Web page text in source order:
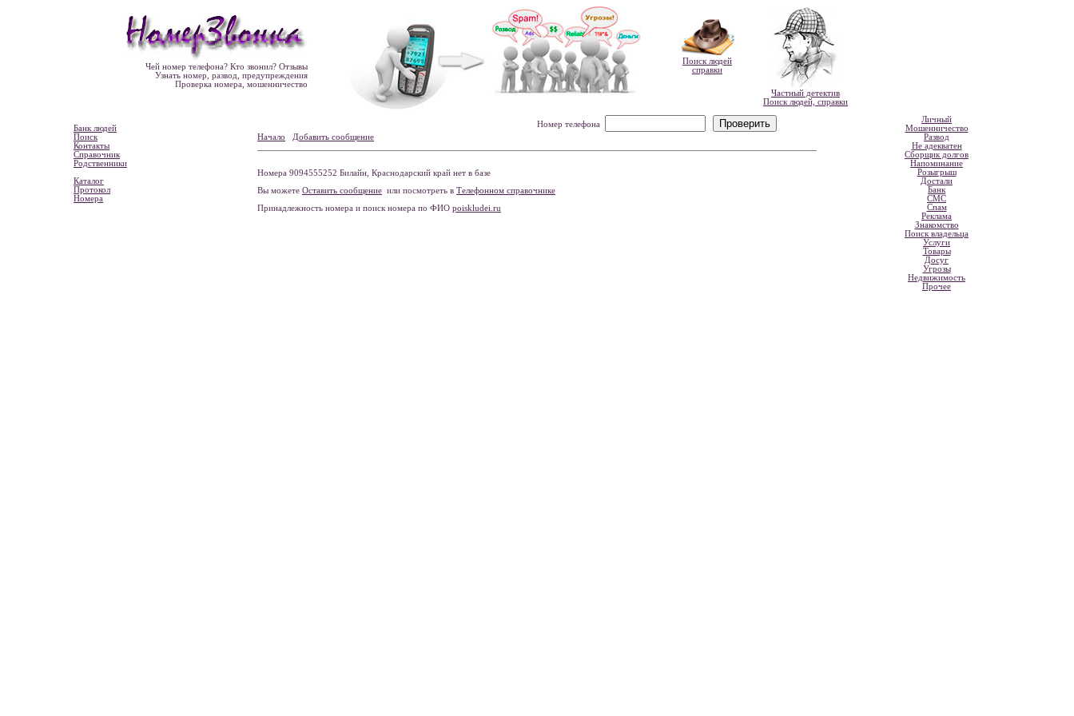
Чей номер телефона? Кто звонил? Отзывы
Узнать номер, развод, предупреждения
Проверка номера, мошенничество
Поиск людей
справки
Частный детектив
Поиск людей, справки
Банк людей
Поиск
Контакты
Справочник
Родственники
Каталог
Протокол
Номера
Номер телефона
Начало
Добавить сообщение
Номера 9094555252 Билайн, Краснодарский край нет в базе
Вы можете Оставить сообщение или посмотреть в Телефонном справочнике
Принадлежность номера и поиск номера по ФИО poiskludei.ru
Личный
Мошенничество
Развод
Не адекватен
Сборщик долгов
Напоминание
Розыгрыш
Достали
Банк
СМС
Спам
Реклама
Знакомство
Поиск владельца
Услуги
Товары
Досуг
Угрозы
Недвижимость
Прочее